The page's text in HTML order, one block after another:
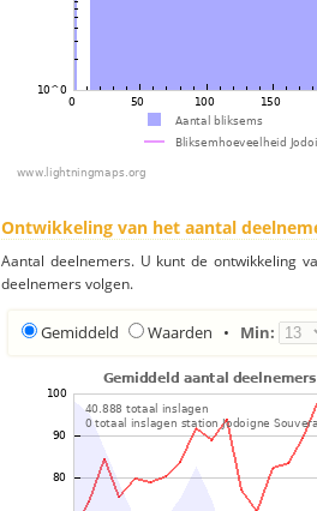
Ontwikkeling van het aantal
Aantal deelnemers. U kunt de ontwikkeling
deelnemers volgen.
Gemiddeld Waarden • Min: